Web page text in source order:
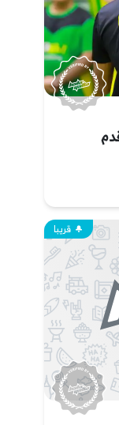
قريبا